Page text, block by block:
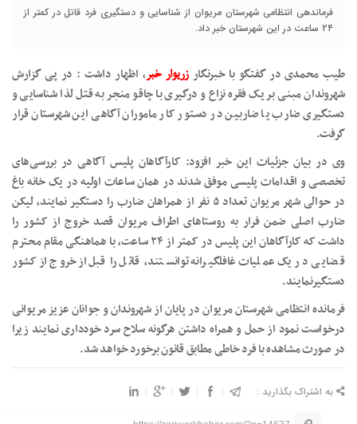
فرماندهی انتظامی شهرستان مریوان از شناسایی و دستگیری فرد قاتل در کمتر از
۲۴ ساعت در این شهرستان خبر داد.
طیب محمدی در گفتگو با خبرنگارزریوار خبر، اظهار داشت : در پی گزارش
شهروندان مبنی بر یک فقره نزاع و درگیری با چاقو منجر به قتل لذا شناسایی و
دستگیری ضارب یا ضاربین در دستور کار ماموران آگاهی این شهرستان قرار
گرفت.
وی در بیان جزئیات این خبر افزود: کارآگاهان پلیس آگاهی در بررسی‌های
تخصصی و اقدامات پلیسی موفق شدند در همان ساعات اولیه در یک خانه باغ
در حوالی شهر مریوان تعداد ۵ نفر از همراهان ضارب را دستگیر نمایند، لیکن
ضارب اصلی ضمن فرار به روستاهای اطراف مریوان قصد خروج از کشور را
داشت که کارآگاهان این پلیس در کمتر از ۲۴ ساعت، با هماهنگی مقام محترم
قضایی در یک عملیات غافلگیرانه توانستند، قاتل را قبل ازخروج از کشور
دستگیرنمایند.
فرمانده انتظامی شهرستان مریوان در پایان از شهروندان و جوانان عزیز مریوانی
درخواست نمود از حمل و همراه داشتن هرگونه سلاح سرد خودداری نمایند زیرا
در صورت مشاهده با فرد خاطی مطابق قانون برخورد خواهد شد.
به اشتراک بگذارید :